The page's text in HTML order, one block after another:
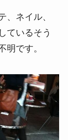
、ネイル、
ているそう
明です。